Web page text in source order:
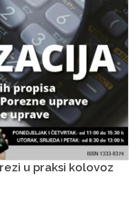
u praksi kolovoz